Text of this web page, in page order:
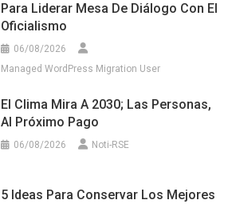
Para Liderar Mesa De Diálogo Con El
Oficialismo
06/08/2026
Managed WordPress Migration User
El Clima Mira A 2030; Las Personas,
Al Próximo Pago
06/08/2026 Noti-RSE
5 Ideas Para Conservar Los Mejores